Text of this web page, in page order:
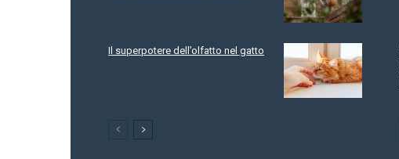
Il superpotere dell’olfatto nel gatto